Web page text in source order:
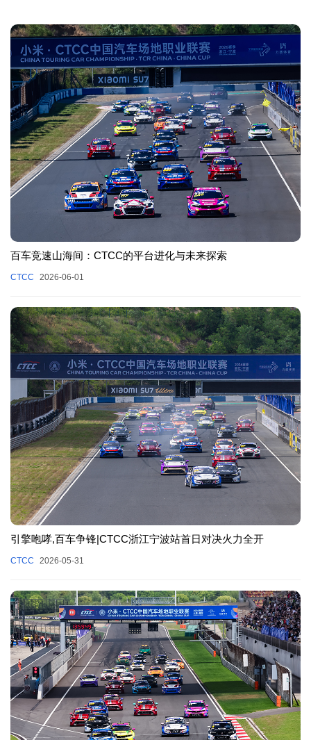
百车竞速山海间：CTCC的平台进化与未来探索
CTCC 2026-06-01
引擎咆哮,百车争锋|CTCC浙江宁波站首日对决火力全开
CTCC 2026-05-31